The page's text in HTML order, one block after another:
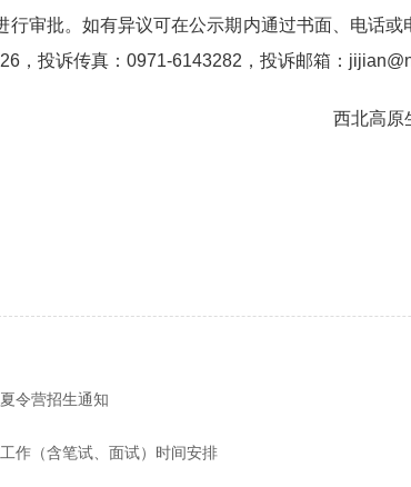
审批。如有异议可在公示期内通过书面、电话
，投诉传真：0971-6143282，投诉邮箱：
西北高原
令营招生通知
作（含笔试、面试）时间安排